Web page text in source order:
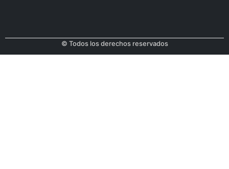
© Todos los derechos reservados